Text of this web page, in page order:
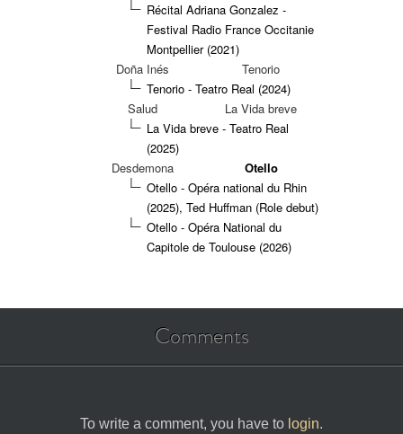
Récital Adriana Gonzalez -
Festival Radio France Occitanie
Montpellier (2021)
Doña Inés
Tenorio
Tenorio - Teatro Real (2024)
Salud
La Vida breve
La Vida breve - Teatro Real
(2025)
Desdemona
Otello
Otello - Opéra national du Rhin
(2025), Ted Huffman (Role debut)
Otello - Opéra National du
Capitole de Toulouse (2026)
Comments
To write a comment, you have to login.